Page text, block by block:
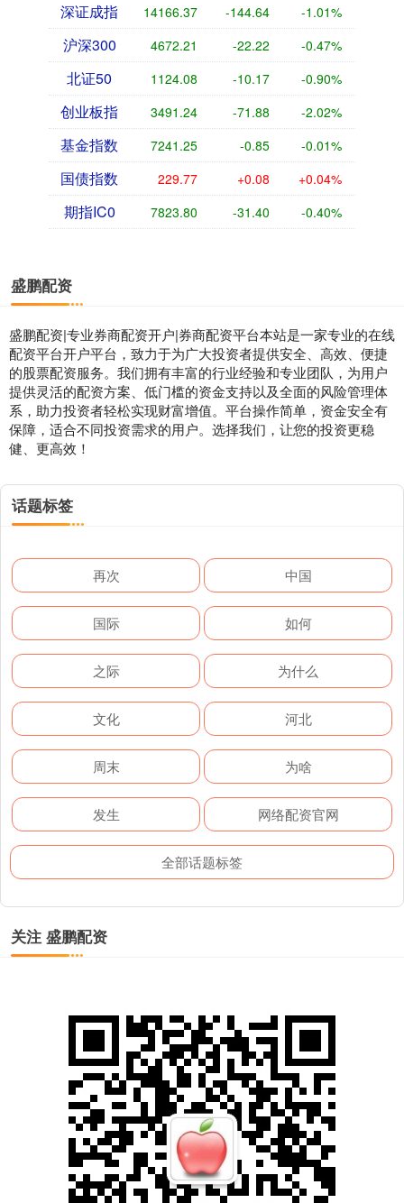
深证成指 14166.37 -144.64 -1.01%
沪深300 4672.21 -22.22 -0.47%
北证50 1124.08 -10.17 -0.90%
创业板指 3491.24 -71.88 -2.02%
基金指数 7241.25 -0.85 -0.01%
国债指数 229.77 +0.08 +0.04%
期指IC0 7823.80 -31.40 -0.40%
盛鹏配资
盛鹏配资|专业券商配资开户|券商配资平台本站是一家专业的在线
配资平台开户平台，致力于为广大投资者提供安全、高效、便捷
的股票配资服务。我们拥有丰富的行业经验和专业团队，为用户
提供灵活的配资方案、低门槛的资金支持以及全面的风险管理体
系，助力投资者轻松实现财富增值。平台操作简单，资金安全有
保障，适合不同投资需求的用户。选择我们，让您的投资更稳
健、更高效！
话题标签
再次 中国
国际 如何
之际 为什么
文化 河北
周末 为啥
发生 网络配资官网
全部话题标签
关注 盛鹏配资